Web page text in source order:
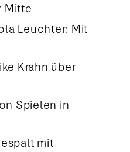
Mitte
Leuchter: Mit
Krahn über
Spielen in
mit